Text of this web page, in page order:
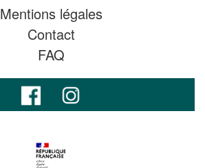
Mentions légales
Contact
FAQ